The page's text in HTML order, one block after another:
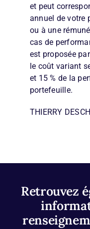
et peut
annuel de votre
ou à une
cas de
est proposée
le coût variant
et 15 % de la
portefeuille.
THIERRY
Retrouvez